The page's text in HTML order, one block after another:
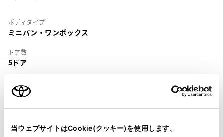
当ウェブサイトはCookie(クッキー)を使用します。
ボディタイプ
ミニバン・ワンボックス
ドア数
5ドア
8名
TA-AZR60G